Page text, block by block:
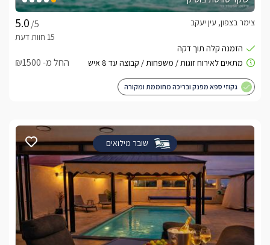
/5
צימר בצפון, עין יעקב
החל מ- ₪1500
גקוזי ספא מפנק ובריכה מחוממת ומקורה
שובר מילואים